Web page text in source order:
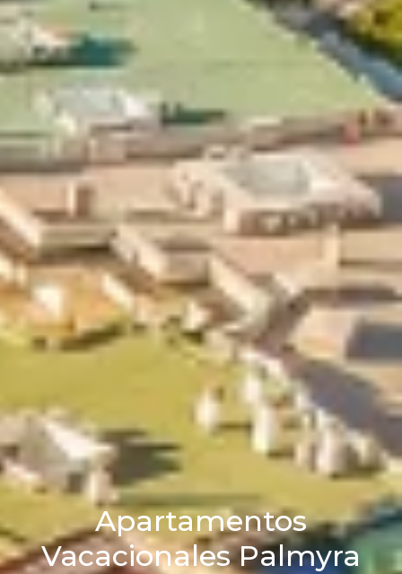
Apartamentos
Vacacionales Palmyra